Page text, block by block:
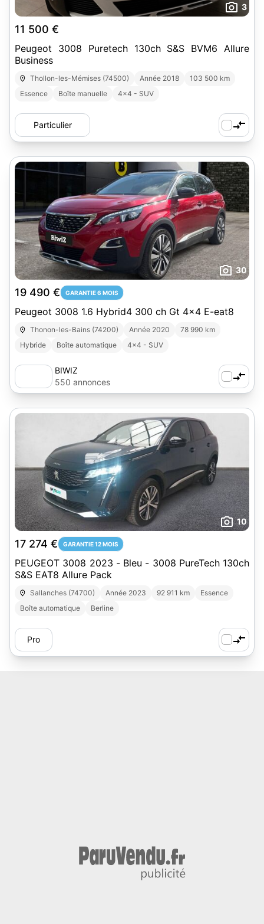
3
11 500 €
Peugeot 3008 Puretech 130ch S&S BVM6 Allure
Business
Thollon-les-Mémises (74500) Année 2018
103 500 km
Essence
Boîte manuelle 4x4 - SUV
Particulier
30
19 490 € GARANTIE 6 MOIS
Peugeot 3008 1.6 Hybrid4 300 ch Gt 4x4 E-eat8
Thonon-les-Bains (74200) Année 2020
78 990 km
Hybride
Boîte automatique 4x4 - SUV
BIWIZ
550 annonces
10
17 274 € GARANTIE 12 MOIS
PEUGEOT 3008 2023 - Bleu - 3008 PureTech 130ch
S&S EAT8 Allure Pack
Sallanches (74700) Année 2023 92 911 km
Essence
Boîte automatique
Berline
Pro